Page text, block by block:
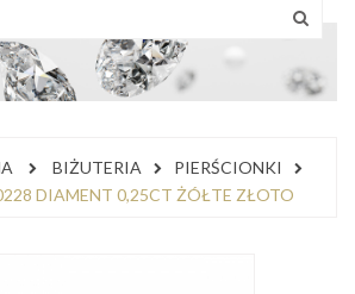
BIŻUTERIA
PIERŚCIONKI
DIAMENT 0,25CT ŻÓŁTE ZŁOTO